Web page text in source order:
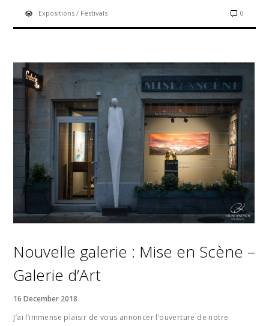
Expositions / Festivals 0
Nouvelle galerie : Mise en Scène –
Galerie d’Art
16 December 2018
J’ai l’immense plaisir de vous annoncer l’ouverture de notre